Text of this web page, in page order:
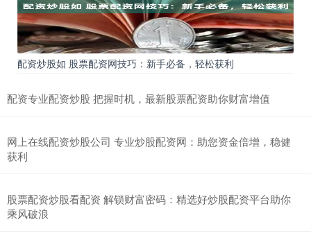
配资炒股如 股票配资网技巧：新手必备，轻松获利
配资专业配资炒股 把握时机，最新股票配资助你财富增值
网上在线配资炒股公司 专业炒股配资网：助您资金倍增，稳健
获利
股票配资炒股看配资 解锁财富密码：精选好炒股配资平台助你
乘风破浪